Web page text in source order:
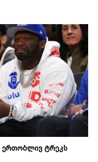
ერთობლივ ტრეკს